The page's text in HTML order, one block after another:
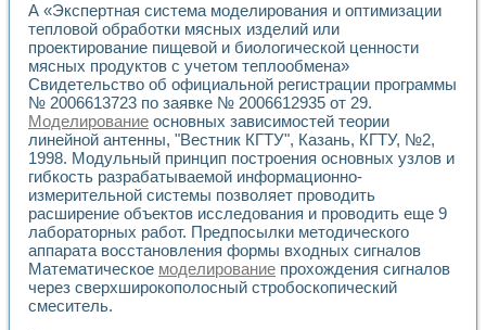
Применение средств NATIONAL INSTRUMENTS для
Разработка автоматизированного стенда для
Автоматизированный стенд рентгеновской диагностики
Высокочувствительные оптоэлектронные
Установка для измерения диэлектрических свойств
Исследование кинетики зарождения и развития
Лабораторный электрический импедансный томограф на
Микрозондовая система для характеризации
Метод траекторий в исследовании
Промышленная автоматизация
Автоматизация технологических процессов получения
Использование систем технического зрения для контроля
Исследование электромагнитных переходных процессов
Применение LabVIEW при разработке обучающих
А «Экспертная система моделирования и оптимизации
тепловой обработки мясных изделий или
проектирование пищевой и биологической ценности
мясных продуктов с учетом теплообмена»
Свидетельство об официальной регистрации программы
№ 2006613723 по заявке № 2006612935 от 29.
Моделирование основных зависимостей теории
линейной антенны, "Вестник КГТУ", Казань, КГТУ, №2,
1998. Модульный принцип построения основных узлов и
гибкость разрабатываемой информационно-
измерительной системы позволяет проводить
расширение объектов исследования и проводить еще 9
лабораторных работ. Предпосылки методического
аппарата восстановления формы входных сигналов
Математическое моделирование прохождения сигналов
через сверхширокополосный стробоскопический
смеситель.